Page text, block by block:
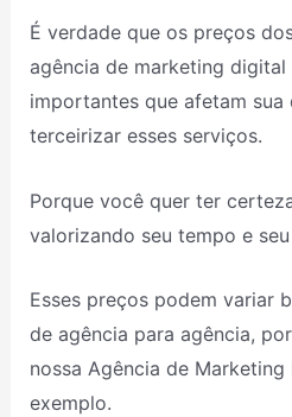
É verdade que os preços
agência de marketing digital
importantes que afetam sua
terceirizar esses serviços.
Porque você quer ter
valorizando seu tempo e
Esses preços podem variar
de agência para agência,
nossa Agência de
exemplo.